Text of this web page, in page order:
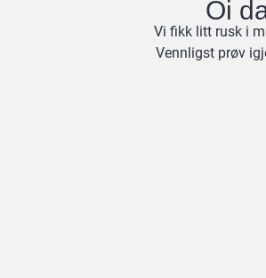
Oi
Vi fikk litt rusk i
Vennligst prøv